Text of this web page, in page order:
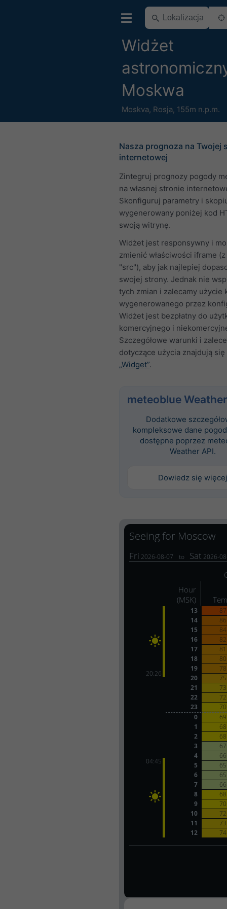
Widżet
Moskwa
Moskva, Rosja, 155m n.p.m.
Nasza prognoza na Twojej
internetowej
Zintegruj prognozy pogody
na własnej stronie
Skonfiguruj parametry i
wygenerowany poniżej kod
swoją witrynę.
Widżet jest responsywny i
zmienić właściwości iframe
"src"), aby jak najlepiej
swojej strony. Jednak nie
tych zmian i zalecamy użycie
wygenerowanego przez
Widżet jest bezpłatny do
komercyjnego i
Szczegółowe warunki i
dotyczące użycia znajdują
„Widget”.
meteoblue
Dodatkowe
kompleksowe dane
dostępne poprzez
Weather API.
Dowiedz się więcej